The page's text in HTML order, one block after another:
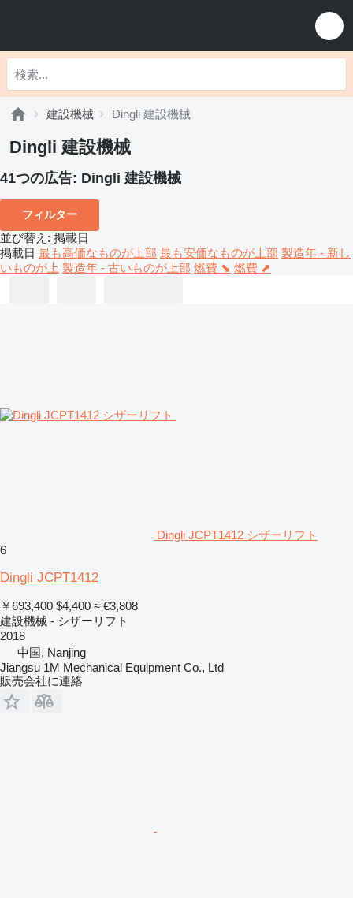
建設機械 Dingli 建設機械
Dingli 建設機械
41つの広告: Dingli 建設機械
フィルター
並び替え : 掲載日
掲載日 最も高価なものが上部 最も安価なものが上部 製造年 - 新し
いものが上 製造年 - 古いものが上部 燃費 ⬊ 燃費 ⬈
Dingli JCPT1412 シザーリフト
6
Dingli JCPT1412
￥693,400 $4,400 ≈ €3,808
建設機械 - シザーリフト
2018
中国, Nanjing
Jiangsu 1M Mechanical Equipment Co., Ltd
販売会社に連絡